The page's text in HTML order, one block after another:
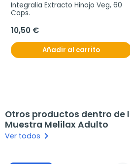
Integralia Extracto Hinojo Veg, 60
Caps.
10,50 €
Añadir al carrito
Otros productos dentro de
Muestra Melilax Adulto
Ver todos keyboard_arrow_right